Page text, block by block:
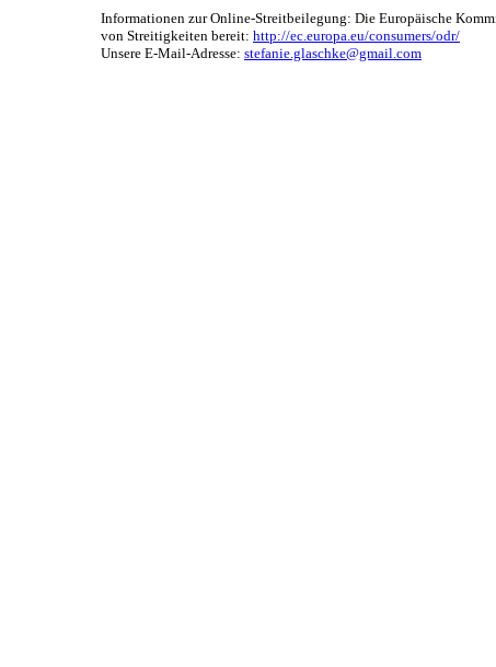
Informationen zur Online-Streitbeilegung: Die Europäische
von Streitigkeiten bereit: http://ec.europa.eu/consumers/odr/
Unsere E-Mail-Adresse: stefanie.glaschke@gmail.com